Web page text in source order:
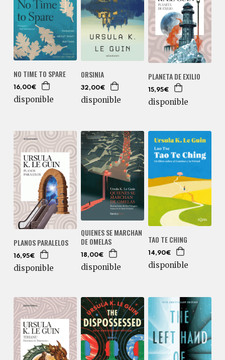
NO TIME TO SPARE
16,00€
disponible
ORSINIA
32,00€
disponible
PLANETA DE EXILIO
15,95€
disponible
PLANOS PARALELOS
16,95€
disponible
QUIENES SE MARCHAN
DE OMELAS
18,00€
disponible
TAO TE CHING
14,90€
disponible